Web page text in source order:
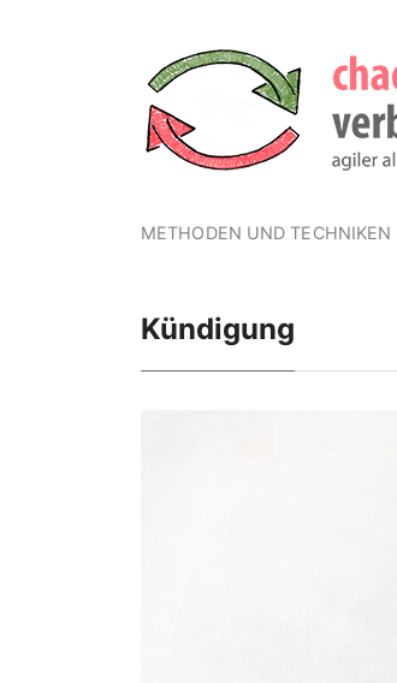
METHODEN UND TECHNIKEN
Kündigung